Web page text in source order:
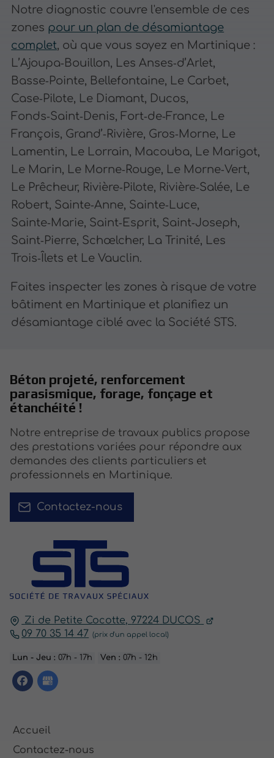
Notre diagnostic couvre l'ensemble de ces
zones pour un plan de désamiantage
complet, où que vous soyez en Martinique :
L’Ajoupa‑Bouillon, Les Anses‑d’Arlet,
Basse‑Pointe, Bellefontaine, Le Carbet,
Case‑Pilote, Le Diamant, Ducos,
Fonds‑Saint‑Denis, Fort‑de‑France, Le
François, Grand’‑Rivière, Gros‑Morne, Le
Lamentin, Le Lorrain, Macouba, Le Marigot,
Le Marin, Le Morne‑Rouge, Le Morne‑Vert,
Le Prêcheur, Rivière‑Pilote, Rivière‑Salée, Le
Robert, Sainte‑Anne, Sainte‑Luce,
Sainte‑Marie, Saint‑Esprit, Saint‑Joseph,
Saint‑Pierre, Schœlcher, La Trinité, Les
Trois‑Îlets et Le Vauclin.
Faites inspecter les zones à risque de votre
bâtiment en Martinique et planifiez un
désamiantage ciblé avec la Société STS.
Zi de Petite Cocotte, 97224 DUCOS
09 70 35 14 47
Lun - Jeu :07h - 17h Ven :07h - 12h
Accueil
Contactez-nous
Béton projeté, renforcement
parasismique, forage, fonçage et
étanchéité !
Notre entreprise de travaux publics propose
des prestations variées pour répondre aux
demandes des clients particuliers et
professionnels en Martinique.
Contactez-nous